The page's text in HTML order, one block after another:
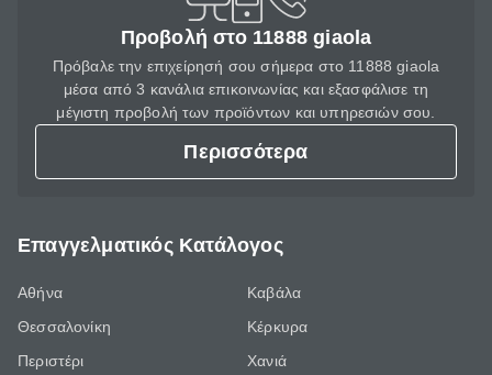
Προβολή στο 11888 giaola
Πρόβαλε την επιχείρησή σου σήμερα στο 11888 giaola
μέσα από 3 κανάλια επικοινωνίας και εξασφάλισε τη
μέγιστη προβολή των προϊόντων και υπηρεσιών σου.
Περισσότερα
Επαγγελματικός Κατάλογος
Αθήνα
Θεσσαλονίκη
Περιστέρι
Καβάλα
Κέρκυρα
Χανιά